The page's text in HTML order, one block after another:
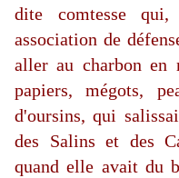
dite comtesse
association de
aller au charbon en
papiers, mégots,
d'oursins, qui
des Salins et des
quand elle avait du